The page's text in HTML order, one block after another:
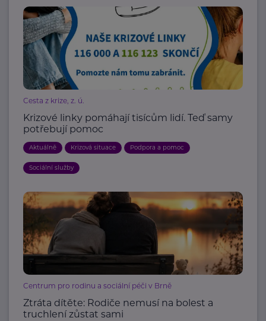
Cesta z krize, z. ú.
Krizové linky pomáhají tisícům lidí. Teď samy
potřebují pomoc
Aktuálně Krizová situace Podpora a pomoc
Sociální služby
Centrum pro rodinu a sociální péči v Brně
Ztráta dítěte: Rodiče nemusí na bolest a
truchlení zůstat sami